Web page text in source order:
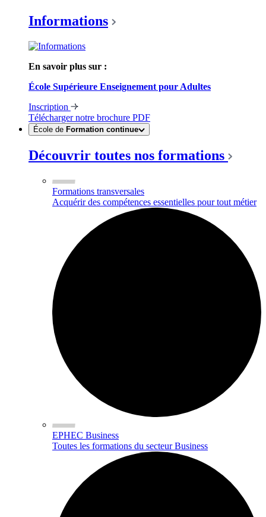
Informations
En savoir plus sur :
École Supérieure Enseignement pour Adultes
Inscription
Télécharger notre brochure PDF
École de Formation continue
Découvrir toutes nos formations
Formations transversales
Acquérir des compétences essentielles pour tout métier
EPHEC Business
Toutes les formations du secteur Business